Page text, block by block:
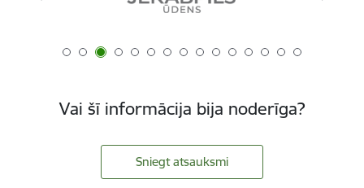
Vai šī informācija bija noderīga?
Sniegt atsauksmi